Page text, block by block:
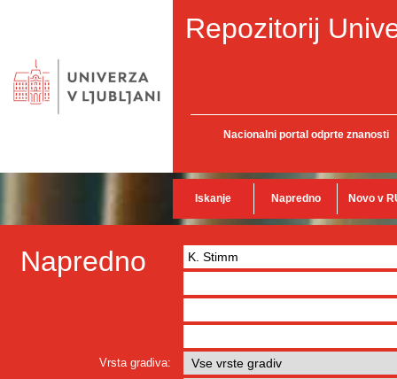
Repozitorij
Nacionalni portal odprte znanosti
Iskanje Napredno Novo v
Napredno
Vrsta gradiva: